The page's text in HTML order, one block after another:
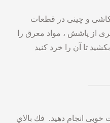
و چینی در قطعات
از پاشش ، مواد معرق را
تا آن را خرد کنید
خوبی انجام دهید. فك بالاي